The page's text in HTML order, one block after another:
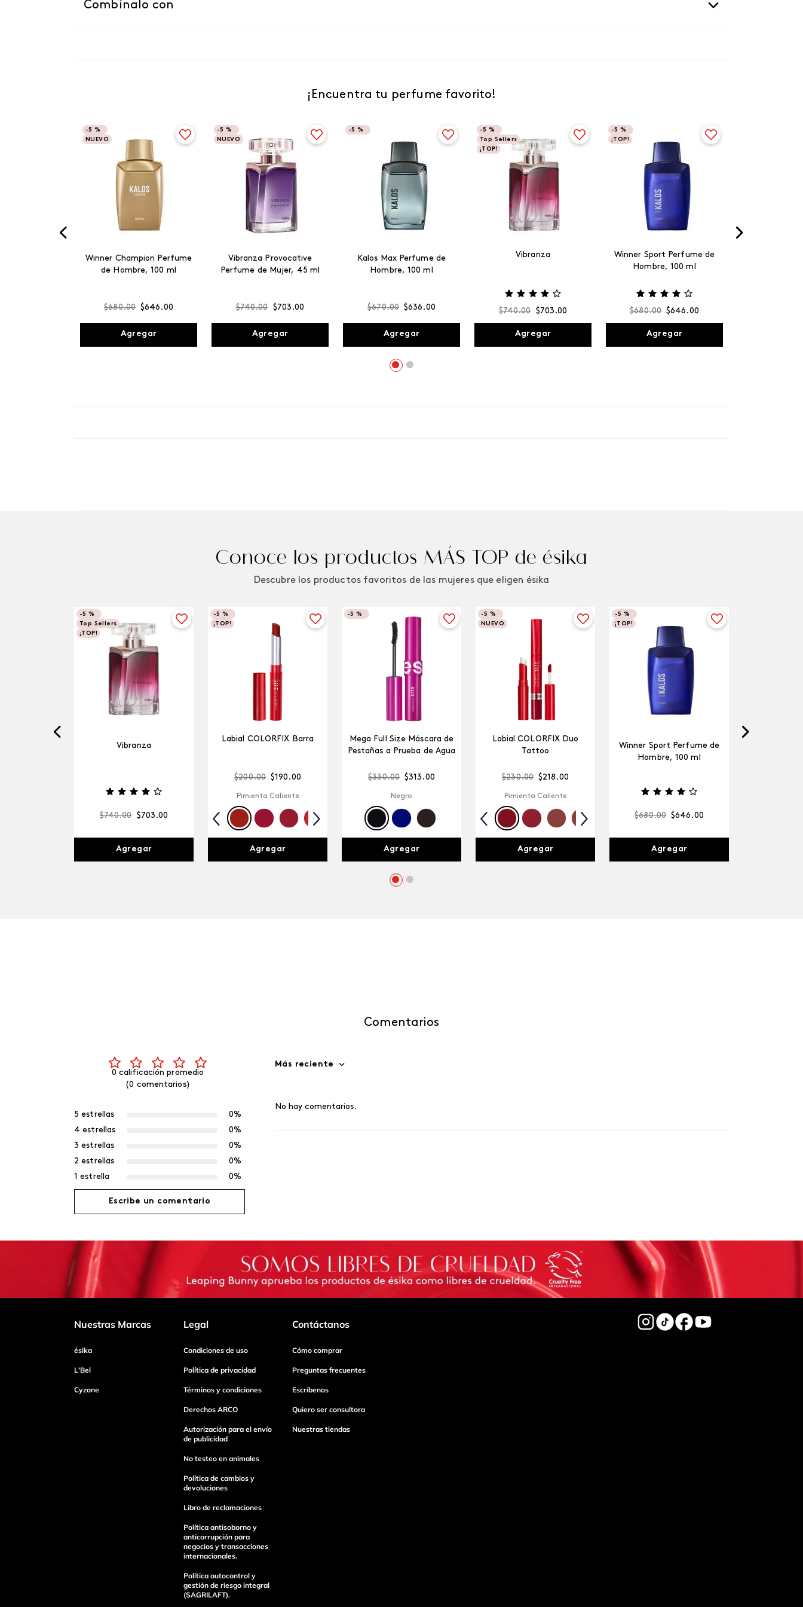
Combínalo con
¡Encuentra tu perfume favorito!
-5 %
NUEVO
Winner Champion Perfume
de Hombre, 100 ml
$680.00 $646 .00
Agregar
-5 %
NUEVO
Vibranza Provocative
Perfume de Mujer, 45 ml
$740.00 $703 .00
Agregar
-5 %
Kalos Max Perfume de
Hombre, 100 ml
$670.00 $636 .00
Agregar
-5 %
Top Sellers
¡TOP!
Vibranza
$740.00 $703 .00
Agregar
-5 %
¡TOP!
Winner Sport Perfume de
Hombre, 100 ml
$680.00 $646 .00
Agregar
Conoce los productos MÁS TOP de ésika
Descubre los productos favoritos de las mujeres que eligen ésika
-5 %
Top Sellers
¡TOP!
Vibranza
$740.00 $703 .00
Agregar
-5 %
¡TOP!
Labial COLORFIX Barra
$200.00 $190 .00
Pimienta Caliente
Agregar
-5 %
Mega Full Size Máscara de
Pestañas a Prueba de Agua
$330.00 $313 .00
Negro
Agregar
-5 %
NUEVO
Labial COLORFIX Duo
Tattoo
$230.00 $218 .00
Pimienta Caliente
Agregar
-5 %
¡TOP!
Winner Sport Perfume de
Hombre, 100 ml
$680.00 $646 .00
Agregar
Comentarios
0 calificación promedio
(0 comentarios)
5 estrellas
0%
4 estrellas
0%
3 estrellas
0%
2 estrellas
0%
1 estrella
0%
Escribe un comentario
Agregar comentario
Título
Tu nombre
Enviar Comentario
Más reciente
No hay comentarios.
Nuestras Marcas
ésika
L'Bel
Cyzone
Legal
Condiciones de uso
Política de privacidad
Términos y condiciones
Derechos ARCO
Autorización para el envío
de publicidad
No testeo en animales
Política de cambios y
devoluciones
Libro de reclamaciones
Política antisoborno y
anticorrupción para
negocios y transacciones
internacionales.
Política autocontrol y
gestión de riesgo integral
(SAGRILAFT).
Contáctanos
Cómo comprar
Preguntas frecuentes
Escríbenos
Quiero ser consultora
Nuestras tiendas